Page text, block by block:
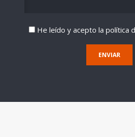
He leído y acepto la política
ENVIAR